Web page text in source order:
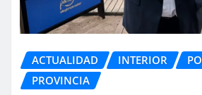
ACTUALIDAD INTERIOR
PROVINCIA